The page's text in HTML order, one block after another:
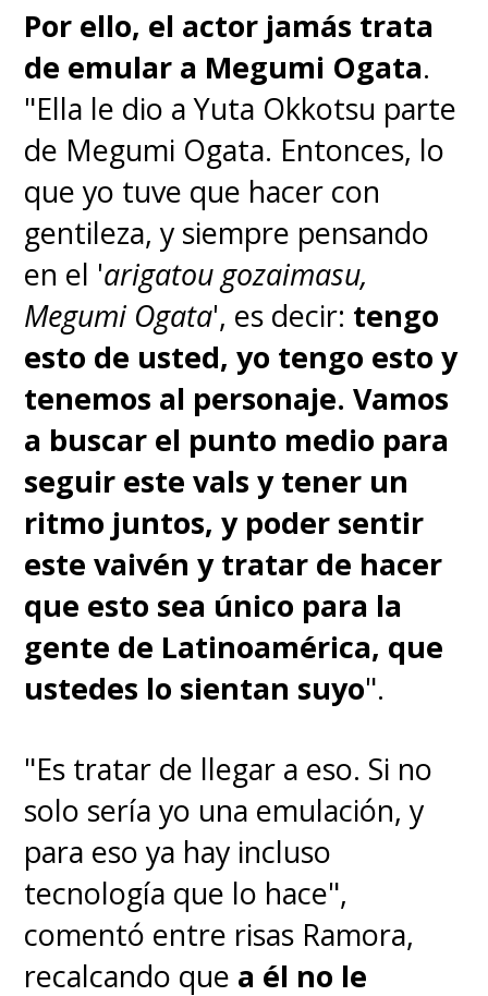
mar, golpeándonos a todos
cuando escuchamos la voz de
"Merry"."Lo siento… quería
haberlos acompañado
siempre en sus aventuras (…)
pero fui muy feliz" . Ver a
"Luffy" disculpándose por todo
el daño que le causaron al
"Merry" y la emoción de cada
miembro de la tripulación solo
elevan a esta conmovedora
escena, que siempre emociona.
♦"Zoro" recibe el dolor de
"Luffy"
"Zoro" demostró acá por qué es
Por ello, el actor jamás trata
de emular a Megumi Ogata.
"Ella le dio a Yuta Okkotsu parte
de Megumi Ogata. Entonces, lo
que yo tuve que hacer con
gentileza, y siempre pensando
en el 'arigatou gozaimasu,
Megumi Ogata', es decir: tengo
esto de usted, yo tengo esto y
tenemos al personaje. Vamos
a buscar el punto medio para
seguir este vals y tener un
ritmo juntos, y poder sentir
este vaivén y tratar de hacer
que esto sea único para la
gente de Latinoamérica, que
ustedes lo sientan suyo".
"Es tratar de llegar a eso. Si no
solo sería yo una emulación, y
para eso ya hay incluso
tecnología que lo hace",
comentó entre risas Ramora,
recalcando que a él no le